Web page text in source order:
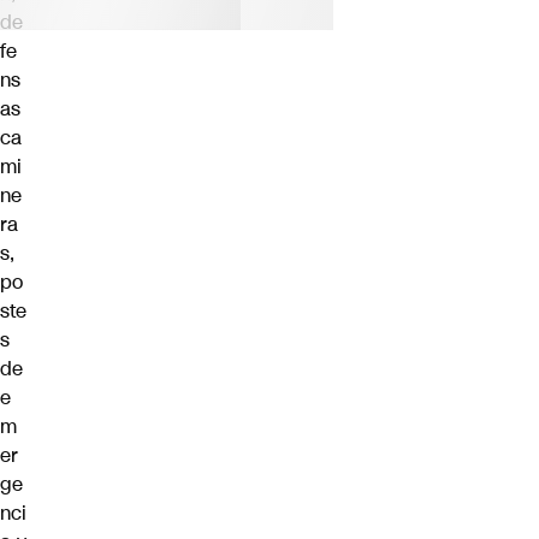
de
fe
ns
as
ca
mi
ne
ra
s,
po
ste
s
de
e
m
er
ge
nci